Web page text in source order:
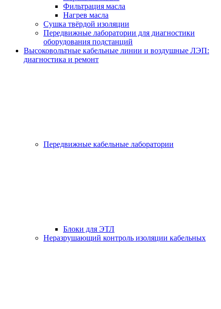
Фильтрация масла
Нагрев масла
Сушка твёрдой изоляции
Передвижные лаборатории для диагностики
оборудования подстанций
Высоковольтные кабельные линии и воздушные ЛЭП:
диагностика и ремонт
Передвижные кабельные лаборатории
Блоки для ЭТЛ
Неразрушающий контроль изоляции кабельных